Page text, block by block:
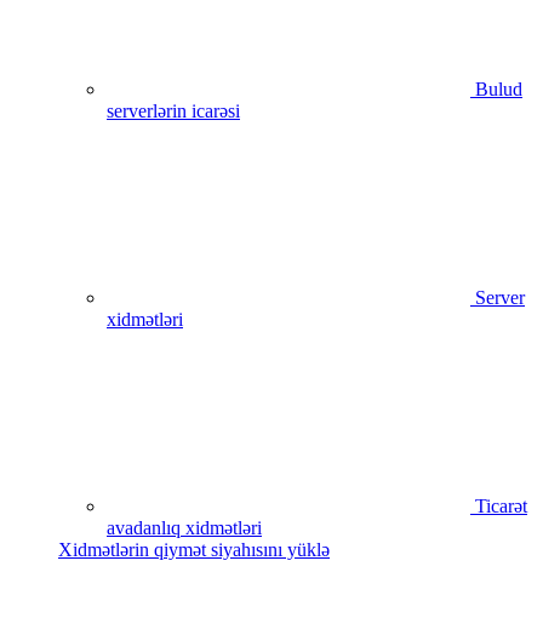
Bulud
serverlərin icarəsi
Server
xidmətləri
Ticarət
avadanlıq xidmətləri
Xidmətlərin qiymət siyahısını yüklə